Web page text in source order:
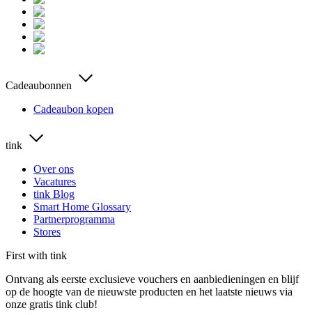
Cadeaubonnen
Cadeaubon kopen
tink
Over ons
Vacatures
tink Blog
Smart Home Glossary
Partnerprogramma
Stores
First with tink
Ontvang als eerste exclusieve vouchers en aanbiedieningen en blijf
op de hoogte van de nieuwste producten en het laatste nieuws via
onze gratis tink club!